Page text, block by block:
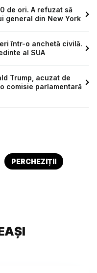
de ori. A refuzat să
general din New York
într-o anchetă civilă.
al SUA
Trump, acuzat de
comisie parlamentară
PERCHEZIȚII